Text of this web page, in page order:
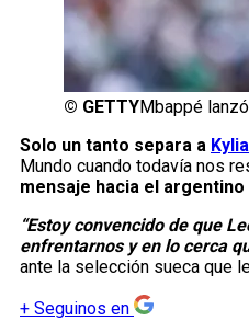
© GETTYMbappé
Solo un tanto separa a
Mundo cuando todavía nos
mensaje hacia el
“Estoy convencido de que
enfrentarnos y en lo cerca
ante la selección sueca que
+ Seguinos en